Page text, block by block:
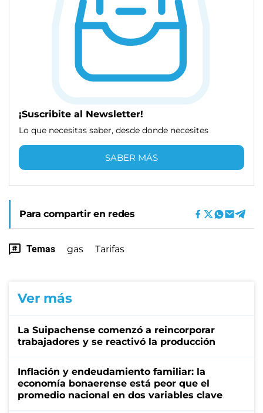
¡Suscribite al Newsletter!
Lo que necesitas saber, desde donde necesites
SABER MÁS
Para compartir en redes
Temas gas Tarifas
Ver más
La Suipachense comenzó a reincorporar
trabajadores y se reactivó la producción
Inflación y endeudamiento familiar: la
economía bonaerense está peor que el
promedio nacional en dos variables clave